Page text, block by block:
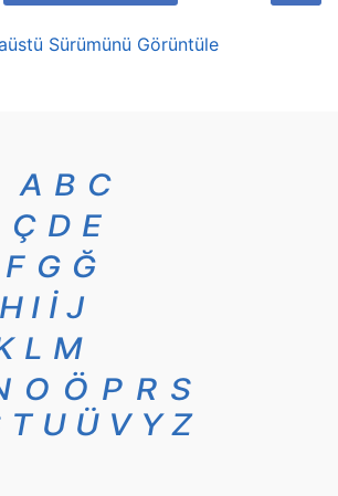
Sürümünü Görüntüle
A B C
Ç D E
F G Ğ
H I İ J
L M
O Ö P R S
T U Ü V Y Z